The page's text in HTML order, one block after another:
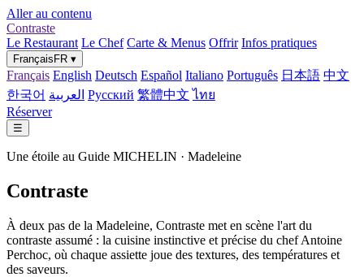
Aller au contenu
Contraste
Le Restaurant Le Chef Carte & Menus Offrir Infos pratiques
Français FR ▾
Français English Deutsch Español Italiano Português 日本語 中文
한국어 العربية Русский 繁體中文 ไทย
Réserver
☰
Une étoile au Guide MICHELIN · Madeleine
Contraste
À deux pas de la Madeleine, Contraste met en scène l'art du
contraste assumé : la cuisine instinctive et précise du chef Antoine
Perchoc, où chaque assiette joue des textures, des températures et
des saveurs.